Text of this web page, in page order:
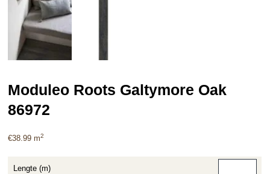
Moduleo Roots Galtymore Oak
86972
€38.99 m2
Lengte (m)